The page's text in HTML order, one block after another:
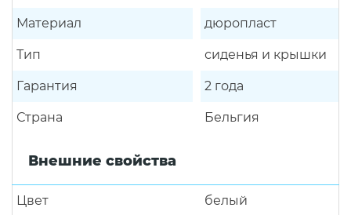
Материал дюропласт
Тип сиденья и крышки
Гарантия 2 года
Страна Бельгия
Внешние свойства
Цвет белый